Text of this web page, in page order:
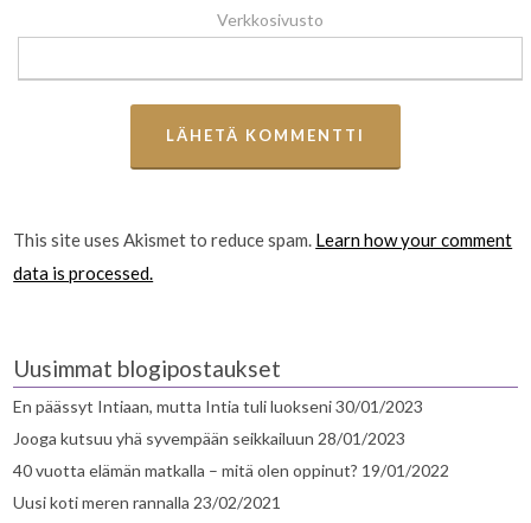
Verkkosivusto
This site uses Akismet to reduce spam. Learn how your comment
data is processed.
Uusimmat blogipostaukset
En päässyt Intiaan, mutta Intia tuli luokseni30/01/2023
Jooga kutsuu yhä syvempään seikkailuun 28/01/2023
40 vuotta elämän matkalla – mitä olen oppinut? 19/01/2022
Uusi koti meren rannalla 23/02/2021